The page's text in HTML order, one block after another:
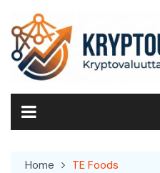
content
Home TE Foods